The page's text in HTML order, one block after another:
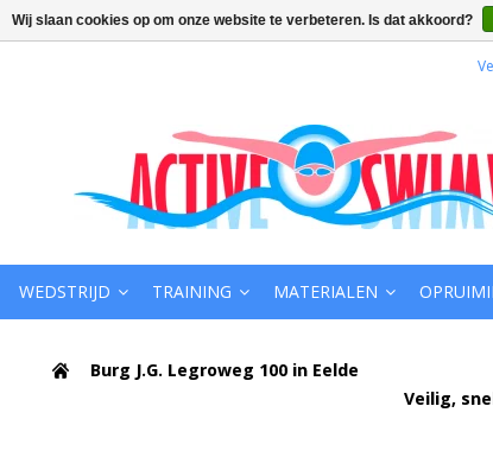
WEDSTRIJD TRAINING MATERIALEN
Burg J.G. Legroweg 100 in Eelde
Veilig,
Wij slaan cookies op om onze website te verbeteren. Is dat akkoord?